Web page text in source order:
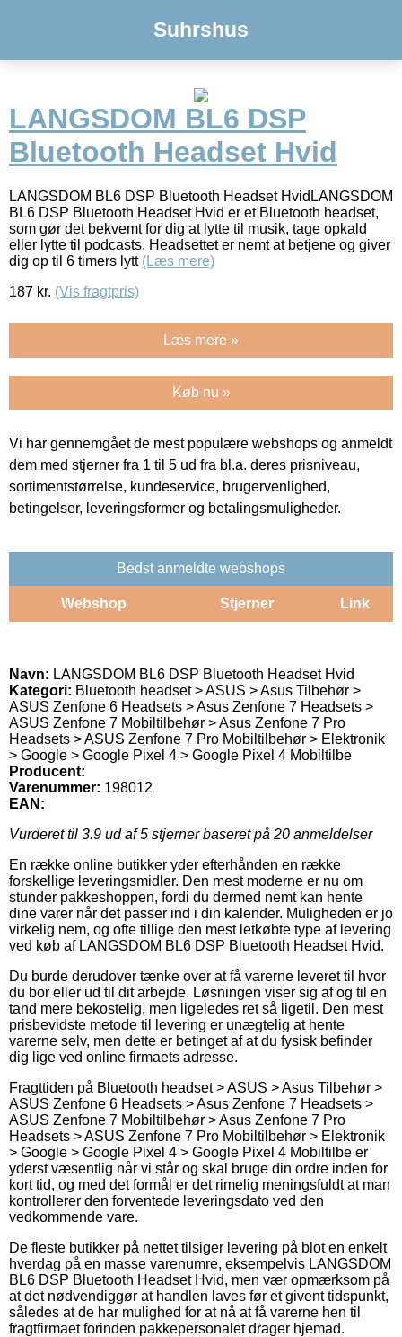
Suhrshus
LANGSDOM BL6 DSP
Bluetooth Headset Hvid
LANGSDOM BL6 DSP Bluetooth Headset HvidLANGSDOM
BL6 DSP Bluetooth Headset Hvid er et Bluetooth headset,
som gør det bekvemt for dig at lytte til musik, tage opkald
eller lytte til podcasts. Headsettet er nemt at betjene og giver
dig op til 6 timers lytt (Læs mere)
187 kr. (Vis fragtpris)
Læs mere »
Køb nu »
Vi har gennemgået de mest populære webshops og anmeldt
dem med stjerner fra 1 til 5 ud fra bl.a. deres prisniveau,
sortimentstørrelse, kundeservice, brugervenlighed,
betingelser, leveringsformer og betalingsmuligheder.
Bedst anmeldte webshops
Webshop Stjerner Link
Navn: LANGSDOM BL6 DSP Bluetooth Headset Hvid
Kategori: Bluetooth headset > ASUS > Asus Tilbehør >
ASUS Zenfone 6 Headsets > Asus Zenfone 7 Headsets >
ASUS Zenfone 7 Mobiltilbehør > Asus Zenfone 7 Pro
Headsets > ASUS Zenfone 7 Pro Mobiltilbehør > Elektronik
> Google > Google Pixel 4 > Google Pixel 4 Mobiltilbe
Producent:
Varenummer: 198012
EAN:
Vurderet til 3.9 ud af 5 stjerner baseret på 20 anmeldelser
En række online butikker yder efterhånden en række
forskellige leveringsmidler. Den mest moderne er nu om
stunder pakkeshoppen, fordi du dermed nemt kan hente
dine varer når det passer ind i din kalender. Muligheden er jo
virkelig nem, og ofte tillige den mest letkøbte type af levering
ved køb af LANGSDOM BL6 DSP Bluetooth Headset Hvid.
Du burde derudover tænke over at få varerne leveret til hvor
du bor eller ud til dit arbejde. Løsningen viser sig af og til en
tand mere bekostelig, men ligeledes ret så ligetil. Den mest
prisbevidste metode til levering er unægtelig at hente
varerne selv, men dette er betinget af at du fysisk befinder
dig lige ved online firmaets adresse.
Fragttiden på Bluetooth headset > ASUS > Asus Tilbehør >
ASUS Zenfone 6 Headsets > Asus Zenfone 7 Headsets >
ASUS Zenfone 7 Mobiltilbehør > Asus Zenfone 7 Pro
Headsets > ASUS Zenfone 7 Pro Mobiltilbehør > Elektronik
> Google > Google Pixel 4 > Google Pixel 4 Mobiltilbe er
yderst væsentlig når vi står og skal bruge din ordre inden for
kort tid, og med det formål er det rimelig meningsfuldt at man
kontrollerer den forventede leveringsdato ved den
vedkommende vare.
De fleste butikker på nettet tilsiger levering på blot en enkelt
hverdag på en masse varenumre, eksempelvis LANGSDOM
BL6 DSP Bluetooth Headset Hvid, men vær opmærksom på
at det nødvendiggør at handlen laves før et givent tidspunkt,
således at de har mulighed for at nå at få varerne hen til
fragtfirmaet forinden pakkepersonalet drager hjemad.